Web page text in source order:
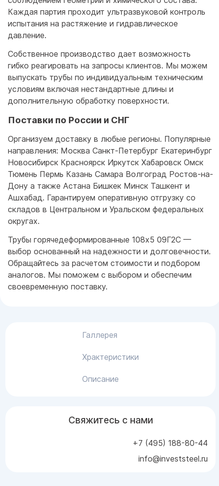
Каждая партия проходит ультразвуковой контроль
испытания на растяжение и гидравлическое
давление.
Собственное производство дает возможность
гибко реагировать на запросы клиентов. Мы можем
выпускать трубы по индивидуальным техническим
условиям включая нестандартные длины и
дополнительную обработку поверхности.
Поставки по России и СНГ
Организуем доставку в любые регионы. Популярные
направления: Москва Санкт-Петербург Екатеринбург
Новосибирск Красноярск Иркутск Хабаровск Омск
Тюмень Пермь Казань Самара Волгоград Ростов-на-
Дону а также Астана Бишкек Минск Ташкент и
Ашхабад. Гарантируем оперативную отгрузку со
складов в Центральном и Уральском федеральных
округах.
Трубы горячедеформированные 108x5 09Г2С —
выбор основанный на надежности и долговечности.
Обращайтесь за расчетом стоимости и подбором
аналогов. Мы поможем с выбором и обеспечим
своевременную поставку.
Галлерея
Храктеристики
Описание
Свяжитесь с нами
+7 (495) 188-80-44
info@investsteel.ru